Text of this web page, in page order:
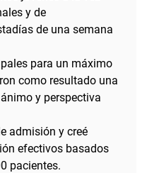
y de
de una semana
para un máximo
como resultado una
y perspectiva
admisión y creé
efectivos basados
pacientes.